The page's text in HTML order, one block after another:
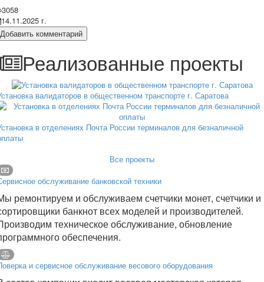
3058
14.11.2025 г.
Добавить комментарий
Реализованные проекты
валидаторов в общественном транспорте г. Саратова
в отделениях Почта России терминалов для безналичной
Все проекты
обслуживание банковской техники
ремонтируем и обслуживаем счетчики монет, счетчики и
банкнот всех моделей и производителей.
техническое обслуживание, обновление
обеспечения.
и сервисное обслуживание весового оборудования